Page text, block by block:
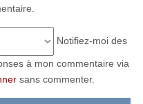
Notifiez-moi des
à mon commentaire via
sans commenter.